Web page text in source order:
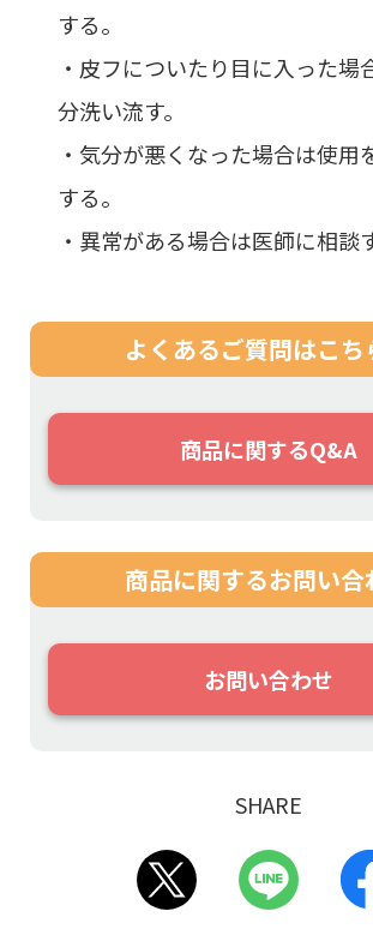
する。
・皮フについたり目に入った場
分洗い流す。
・気分が悪くなった場合は使用
する。
・異常がある場合は医師に相談
よくあるご質問はこち
商品に関するQ&A
商品に関するお問い合
お問い合わせ
SHARE